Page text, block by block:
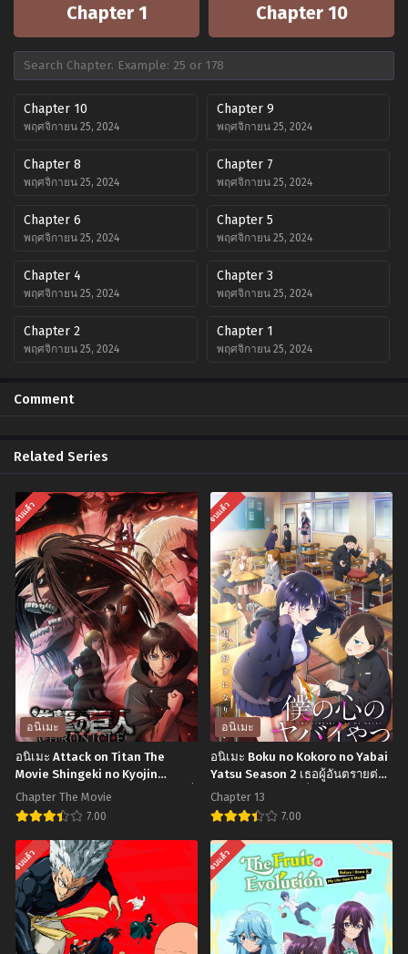
Chapter 1 Chapter 10
Chapter 10
พฤศจิกายน 25, 2024
Chapter 9
พฤศจิกายน 25, 2024
Chapter 8
พฤศจิกายน 25, 2024
Chapter 7
พฤศจิกายน 25, 2024
Chapter 6
พฤศจิกายน 25, 2024
Chapter 5
พฤศจิกายน 25, 2024
Chapter 4
พฤศจิกายน 25, 2024
Chapter 3
พฤศจิกายน 25, 2024
Chapter 2
พฤศจิกายน 25, 2024
Chapter 1
พฤศจิกายน 25, 2024
Comment
Related Series
จบแล้ว
อนิเมะ
อนิเมะ Attack on Titan The
Movie Shingeki no Kyojin
Chronicle ผ่าพิภพไททัน เดอะมูฟวี่
ซับไทย
Chapter The Movie
7.00
อ
นิ
เมะ
Attack
on
จบแล้ว
อนิเมะ
อนิเมะ Boku no Kokoro no Yabai
Yatsu Season 2 เธอผู้อันตรายต่อ
ใจผม ภาค 2 ตอนที่1-13 ซับไทย
Chapter 13
7.00
อ
นิ
เมะ
Boku
no
จบแล้ว จบแล้ว